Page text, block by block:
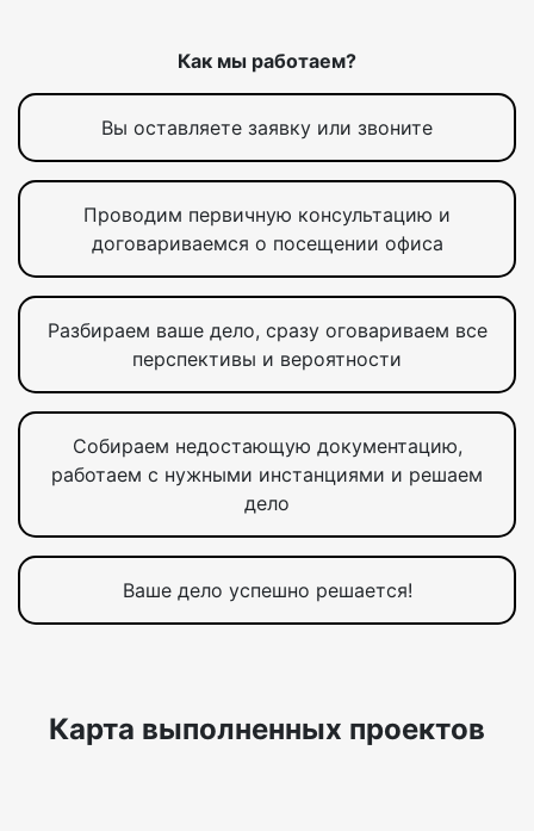
Как мы работаем?
Вы оставляете заявку или звоните
Проводим первичную консультацию и
договариваемся о посещении офиса
Разбираем ваше дело, сразу оговариваем все
перспективы и вероятности
Собираем недостающую документацию,
работаем с нужными инстанциями и решаем
дело
Ваше дело успешно решается!
Карта выполненных проектов